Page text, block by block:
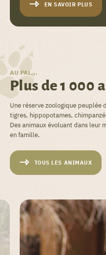
EN SAVOIR PLUS
AU PAL...
Plus de 1 000
Une réserve zoologique peuplée
tigres, hippopotames,
Des animaux évoluant dans leur
en famille.
TOUS LES ANIMAUX